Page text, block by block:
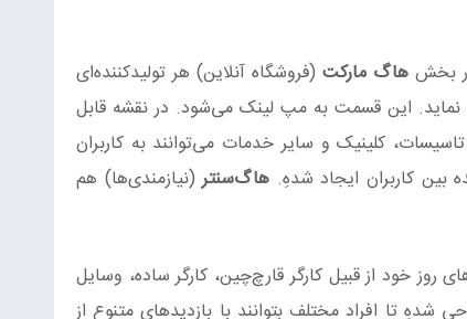
بخش هاگ‌ مارکت (فروشگاه آنلاین) هر تولیدکننده‌ای
نماید. این قسمت به مپ لینک می‌شود. در نقشه قابل
تجهیزات و تاسیسات، کلینیک و سایر خدمات می‌توانند به کاربران
بین کاربران ایجاد شدهِ. هاگ‌سنتر (نیازمندی‌ها) هم
خود از قبیل کارگر قارچ‌چین، کارگر ساده، وسایل
تا افراد مختلف بتوانند با بازدیدهای متنوع از